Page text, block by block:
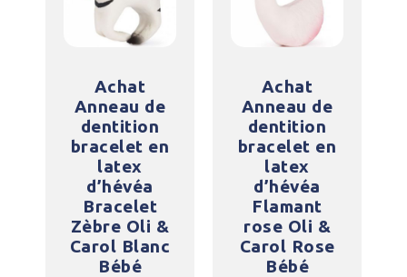
Achat
Anneau de
dentition
bracelet en
latex
d’hévéa
Bracelet
Zèbre Oli &
Carol Blanc
Bébé
Achat
Anneau de
dentition
bracelet en
latex
d’hévéa
Flamant
rose Oli &
Carol Rose
Bébé